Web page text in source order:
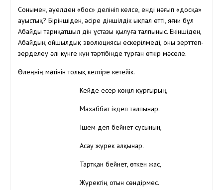
Сонымен, әуелден «бос» делініп келсе, енді нәғып «досқа»
ауыстық? Біріншіден, әсіре діншілдік ықпал етті, яғни бұл
Абайды тариқатшыл дін ұстазы қылуға талпыныс. Екіншіден,
Абайдың ойшылдық эволюциясы ескерілмеді, оны зерттеп-
зерделеу әлі күнге күн тәртібінде тұрған өткір мәселе.
Өлеңнің мәтінін толық келтіре кетейік.
Кейде есер көңіл құрғырың,
Махаббат іздеп талпынар.
Ішем деп бейнет сусынын,
Асау жүрек алқынар.
Тартқан бейнет, өткен жас,
Жүректің отын сөндірмес.